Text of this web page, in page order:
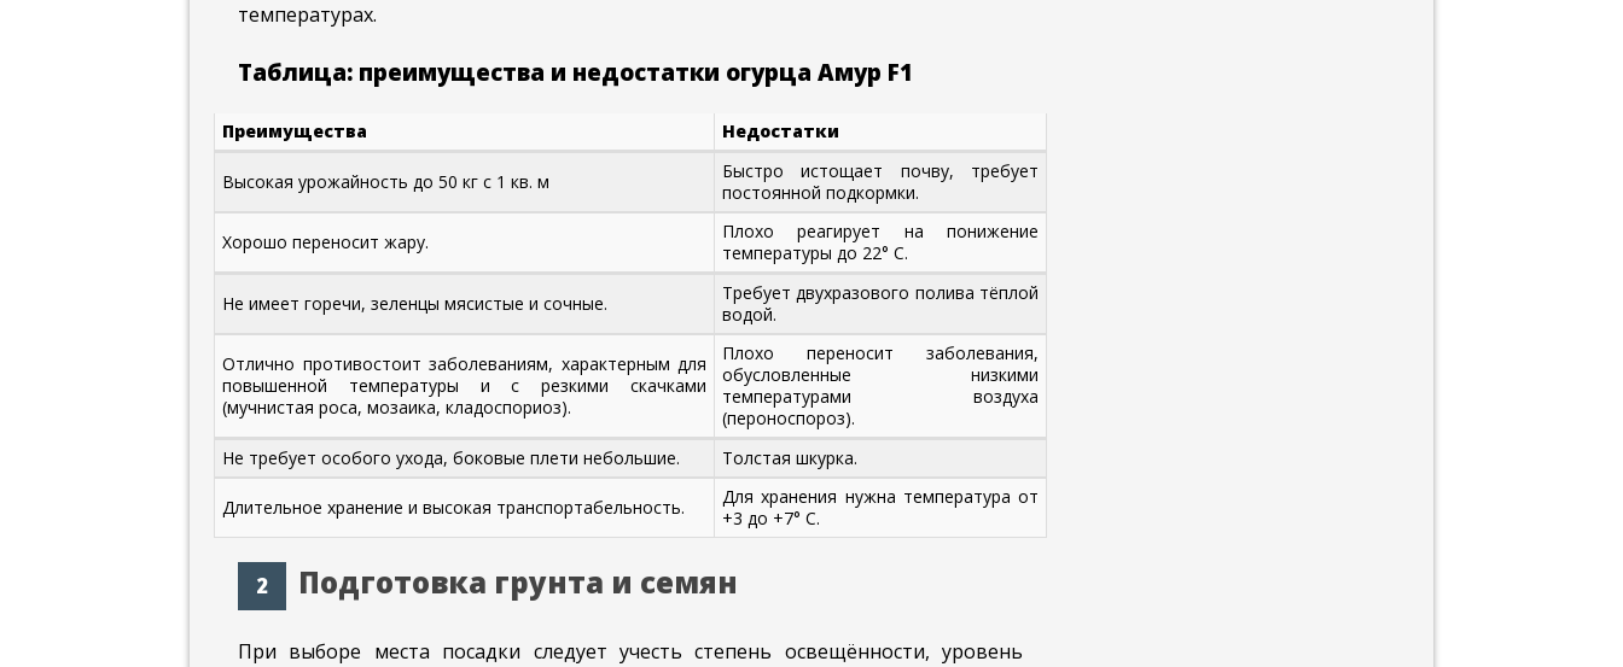
температурах.
Таблица: преимущества и недостатки огурца Амур F1
Преимущества Недостатки
Высокая урожайность до 50 кг с 1 кв. м
Быстро истощает почву, требует
постоянной подкормки.
Хорошо переносит жару.
Плохо реагирует на понижение
температуры до 22° С.
Не имеет горечи, зеленцы мясистые и сочные.
Требует двухразового полива тёплой
водой.
Отлично противостоит заболеваниям, характерным для
повышенной температуры и с резкими скачками
(мучнистая роса, мозаика, кладоспориоз).
Плохо переносит заболевания,
обусловленные низкими
температурами воздуха
(пероноспороз).
Не требует особого ухода, боковые плети небольшие.
Толстая шкурка.
Длительное хранение и высокая транспортабельность.
Для хранения нужна температура от
+3 до +7° С.
Подготовка грунта и семян
При выборе места посадки следует учесть степень освещённости, уровень